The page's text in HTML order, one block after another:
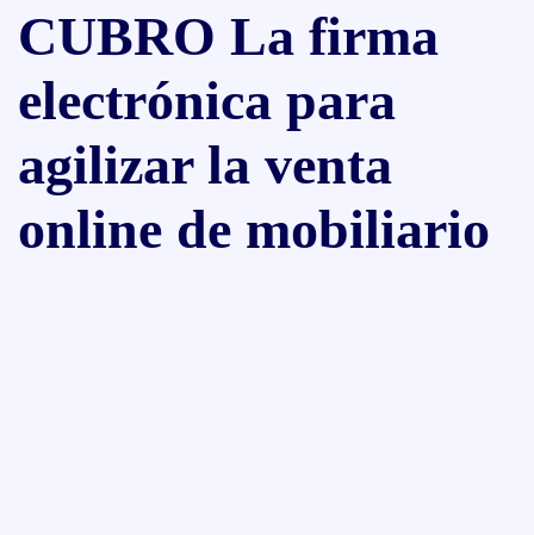
CUBRO La firma
electrónica para
agilizar la venta
online de mobiliario